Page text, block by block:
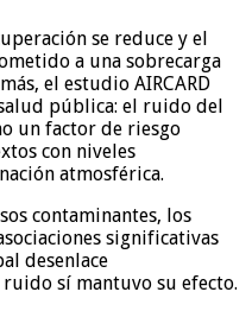
se reduce y el
a una sobrecarga
el estudio AIRCARD
pública: el ruido del
un factor de riesgo
con niveles
atmosférica.
contaminantes, los
significativas
desenlace
sí mantuvo su efecto.